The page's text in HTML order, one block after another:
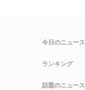
今日のニュース
ランキング
話題のニュース